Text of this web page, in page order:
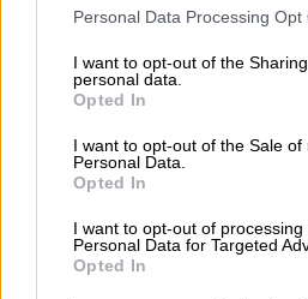
Please note that this website/app
not limited to your visit or usage
grant or deny consent to Google
use your data for below specified
consent section.
Personal Data Processing Opt
I want to opt-out of the
personal data.
Opted In
I want to opt-out of the Sale of
Personal Data.
Opted In
I want to opt-out of processing
Personal Data for Targeted
Opted In
πορεία της φυγής του
όταν οι τιφόζι της Ελλάς,
φημίζονται για τις
τις φασιστικές και
συμπεριφορές τους
ρατσιστική επίθεση σε
Το περιστατικό (ένα απ'
εφετινή Serie A), συνέβη